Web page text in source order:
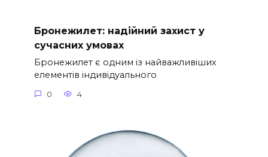
Бронежилет: надійний захист у
сучасних умовах
Бронежилет є одним із найважливіших
елементів індивідуального
0 4